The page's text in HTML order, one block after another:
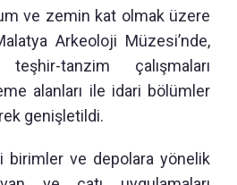
ve zemin kat olmak üzere
Arkeoloji Müzesi’nde,
tanzim çalışmaları
alanları ile idari bölümler
genişletildi.
birimler ve depolara yönelik